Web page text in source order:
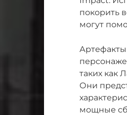
покорить
могут
таких как
Они
мощные